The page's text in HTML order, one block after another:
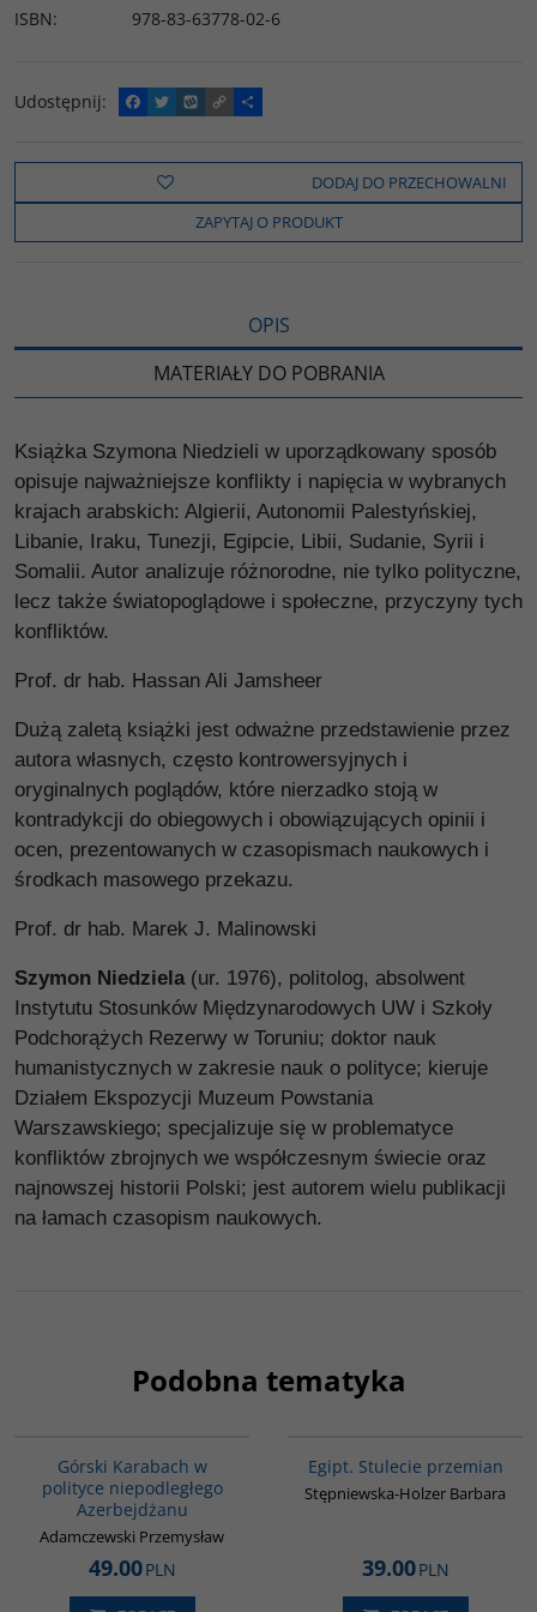
ISBN: 978-83-63778-02-6
Udostępnij:
F
a
e
o
k
T
w
t
t
e
W
y
o
C
o
y
i
n
k
P
o
z
e
l
s
DODAJ DO PRZECHOWALNI
ZAPYTAJ O PRODUKT
OPIS
MATERIAŁY DO POBRANIA
Książka Szymona Niedzieli w uporządkowany sposób
opisuje najważniejsze konflikty i napięcia w wybranych
krajach arabskich: Algierii, Autonomii Palestyńskiej,
Libanie, Iraku, Tunezji, Egipcie, Libii, Sudanie, Syrii i
Somalii. Autor analizuje różnorodne, nie tylko polityczne,
lecz także światopoglądowe i społeczne, przyczyny tych
konfliktów.
Prof. dr hab. Hassan Ali Jamsheer
Dużą zaletą książki jest odważne przedstawienie przez
autora własnych, często kontrowersyjnych i
oryginalnych poglądów, które nierzadko stoją w
kontradykcji do obiegowych i obowiązujących opinii i
ocen, prezentowanych w czasopismach naukowych i
środkach masowego przekazu.
Prof. dr hab. Marek J. Malinowski
Szymon Niedziela(ur. 1976), politolog, absolwent
Instytutu Stosunków Międzynarodowych UW i Szkoły
Podchorążych Rezerwy w Toruniu; doktor nauk
humanistycznych w zakresie nauk o polityce; kieruje
Działem Ekspozycji Muzeum Powstania
Warszawskiego; specjalizuje się w problematyce
konfliktów zbrojnych we współczesnym świecie oraz
najnowszej historii Polski; jest autorem wielu publikacji
na łamach czasopism naukowych.
Podobna tematyka
Górski Karabach w
polityce niepodległego
Azerbejdżanu
Adamczewski Przemysław
49.00PLN
Egipt. Stulecie przemian
Stępniewska-Holzer Barbara
39.00PLN